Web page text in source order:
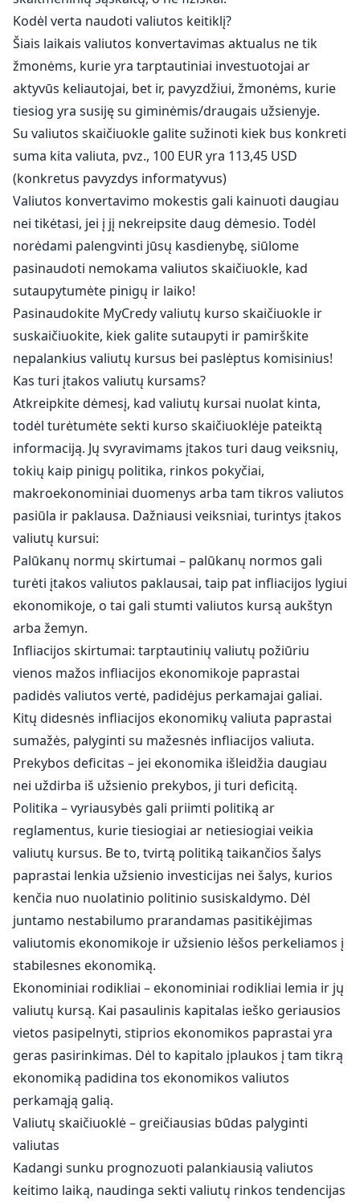
Kodėl verta naudoti valiutos keitiklį?
Šiais laikais valiutos konvertavimas aktualus ne tik
žmonėms, kurie yra tarptautiniai investuotojai ar
aktyvūs keliautojai, bet ir, pavyzdžiui, žmonėms, kurie
tiesiog yra susiję su giminėmis/draugais užsienyje.
Su valiutos skaičiuokle galite sužinoti kiek bus konkreti
suma kita valiuta, pvz., 100 EUR yra 113,45 USD
(konkretus pavyzdys informatyvus)
Valiutos konvertavimo mokestis gali kainuoti daugiau
nei tikėtasi, jei į jį nekreipsite daug dėmesio. Todėl
norėdami palengvinti jūsų kasdienybę, siūlome
pasinaudoti nemokama valiutos skaičiuokle, kad
sutaupytumėte pinigų ir laiko!
Pasinaudokite MyCredy valiutų kurso skaičiuokle ir
suskaičiuokite, kiek galite sutaupyti ir pamirškite
nepalankius valiutų kursus bei paslėptus komisinius!
Kas turi įtakos valiutų kursams?
Atkreipkite dėmesį, kad valiutų kursai nuolat kinta,
todėl turėtumėte sekti kurso skaičiuoklėje pateiktą
informaciją. Jų svyravimams įtakos turi daug veiksnių,
tokių kaip pinigų politika, rinkos pokyčiai,
makroekonominiai duomenys arba tam tikros valiutos
pasiūla ir paklausa. Dažniausi veiksniai, turintys įtakos
valiutų kursui:
Palūkanų normų skirtumai – palūkanų normos gali
turėti įtakos valiutos paklausai, taip pat infliacijos lygiui
ekonomikoje, o tai gali stumti valiutos kursą aukštyn
arba žemyn.
Infliacijos skirtumai: tarptautinių valiutų požiūriu
vienos mažos infliacijos ekonomikoje paprastai
padidės valiutos vertė, padidėjus perkamajai galiai.
Kitų didesnės infliacijos ekonomikų valiuta paprastai
sumažės, palyginti su mažesnės infliacijos valiuta.
Prekybos deficitas – jei ekonomika išleidžia daugiau
nei uždirba iš užsienio prekybos, ji turi deficitą.
Politika – vyriausybės gali priimti politiką ar
reglamentus, kurie tiesiogiai ar netiesiogiai veikia
valiutų kursus. Be to, tvirtą politiką taikančios šalys
paprastai lenkia užsienio investicijas nei šalys, kurios
kenčia nuo nuolatinio politinio susiskaldymo. Dėl
juntamo nestabilumo prarandamas pasitikėjimas
valiutomis ekonomikoje ir užsienio lėšos perkeliamos į
stabilesnes ekonomiką.
Ekonominiai rodikliai – ekonominiai rodikliai lemia ir jų
valiutų kursą. Kai pasaulinis kapitalas ieško geriausios
vietos pasipelnyti, stiprios ekonomikos paprastai yra
geras pasirinkimas. Dėl to kapitalo įplaukos į tam tikrą
ekonomiką padidina tos ekonomikos valiutos
perkamąją galią.
Valiutų skaičiuoklė – greičiausias būdas palyginti
valiutas
Kadangi sunku prognozuoti palankiausią valiutos
keitimo laiką, naudinga sekti valiutų rinkos tendencijas